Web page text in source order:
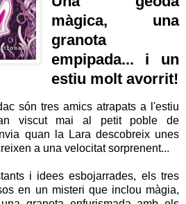
màgica, una
granota
empipada... i un
estiu molt avorrit!
són tres amics atrapats a l'estiu
viscut mai al petit poble de
quan la Lara descobreix unes
a una velocitat sorprenent...
i idees esbojarrades, els tres
en un misteri que inclou màgia,